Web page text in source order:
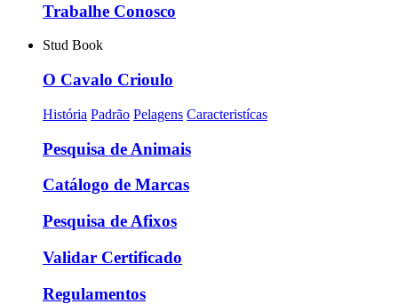
Trabalhe Conosco
Stud Book
O Cavalo Crioulo
História Padrão Pelagens Caracteristícas
Pesquisa de Animais
Catálogo de Marcas
Pesquisa de Afixos
Validar Certificado
Regulamentos